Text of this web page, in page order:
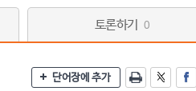
토론하기 0
단어장에 추가